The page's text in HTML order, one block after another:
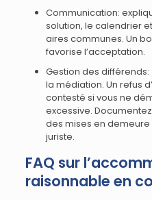
Communication:
solution, le calendrier
aires communes. Un
favorise l’acceptation.
Gestion des
la médiation. Un refus
contesté si vous ne
excessive.
des mises en demeure
juriste.
FAQ sur
raisonnable en